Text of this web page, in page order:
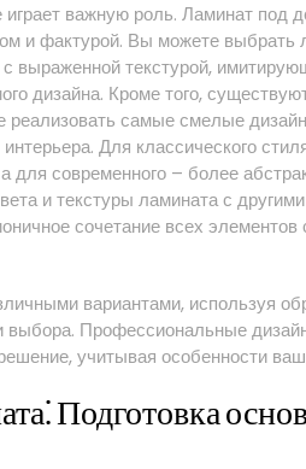
играет важную роль. Ламинат под
и фактурой. Вы можете выбрать
с выраженной текстурой,
дизайна. Кроме того,
реализовать самые смелые
Для классического
для современного – более
и текстуры ламината с
сочетание всех
вариантами, используя
выбора. Профессиональные
учитывая особенности
Подготовка